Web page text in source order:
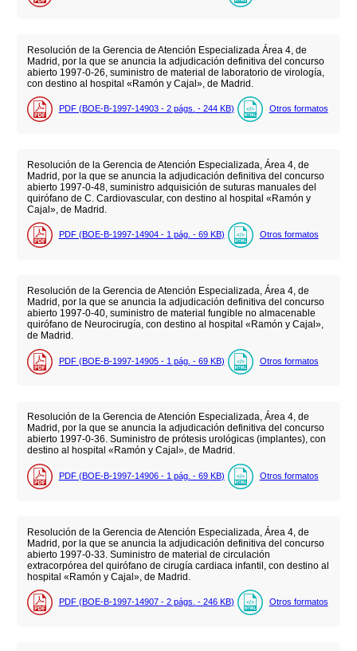
Resolución de la Gerencia de Atención Especializada Área 4, de
Madrid, por la que se anuncia la adjudicación definitiva del concurso
abierto 1997-0-26, suministro de material de laboratorio de virología,
con destino al hospital «Ramón y Cajal», de Madrid.
PDF (BOE-B-1997-14903 - 2 págs. - 244 KB) Otros formatos
Resolución de la Gerencia de Atención Especializada, Área 4, de
Madrid, por la que se anuncia la adjudicación definitiva del concurso
abierto 1997-0-48, suministro adquisición de suturas manuales del
quirófano de C. Cardiovascular, con destino al hospital «Ramón y
Cajal», de Madrid.
PDF (BOE-B-1997-14904 - 1 pág. - 69 KB) Otros formatos
Resolución de la Gerencia de Atención Especializada, Área 4, de
Madrid, por la que se anuncia la adjudicación definitiva del concurso
abierto 1997-0-40, suministro de material fungible no almacenable
quirófano de Neurocirugía, con destino al hospital «Ramón y Cajal»,
de Madrid.
PDF (BOE-B-1997-14905 - 1 pág. - 69 KB) Otros formatos
Resolución de la Gerencia de Atención Especializada, Área 4, de
Madrid, por la que se anuncia la adjudicación definitiva del concurso
abierto 1997-0-36. Suministro de prótesis urológicas (implantes), con
destino al hospital «Ramón y Cajal», de Madrid.
PDF (BOE-B-1997-14906 - 1 pág. - 69 KB) Otros formatos
Resolución de la Gerencia de Atención Especializada, Área 4, de
Madrid, por la que se anuncia la adjudicación definitiva del concurso
abierto 1997-0-33. Suministro de material de circulación
extracorpórea del quirófano de cirugía cardiaca infantil, con destino al
hospital «Ramón y Cajal», de Madrid.
PDF (BOE-B-1997-14907 - 2 págs. - 246 KB) Otros formatos